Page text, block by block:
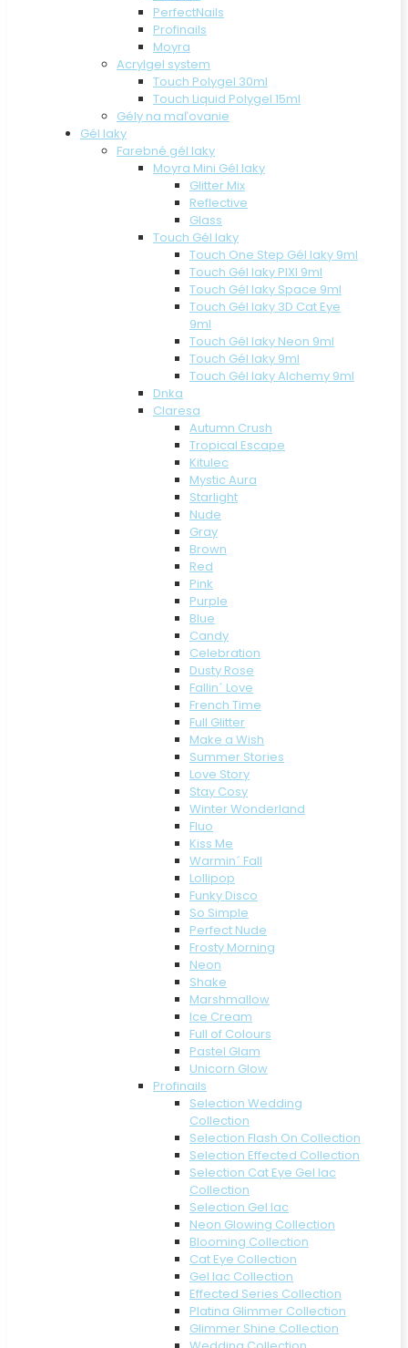
PerfectNails
Profinails
Moyra
Acrylgel system
Touch Polygel 30ml
Touch Liquid Polygel 15ml
Gély na maľovanie
Gél laky
Farebné gél laky
Moyra Mini Gél laky
Glitter Mix
Reflective
Glass
Touch Gél laky
Touch One Step Gél laky 9ml
Touch Gél laky PIXI 9ml
Touch Gél laky Space 9ml
Touch Gél laky 3D Cat Eye
9ml
Touch Gél laky Neon 9ml
Touch Gél laky 9ml
Touch Gél laky Alchemy 9ml
Dnka
Claresa
Autumn Crush
Tropical Escape
Kitulec
Mystic Aura
Starlight
Nude
Gray
Brown
Red
Pink
Purple
Blue
Candy
Celebration
Dusty Rose
Fallin´ Love
French Time
Full Glitter
Make a Wish
Summer Stories
Love Story
Stay Cosy
Winter Wonderland
Fluo
Kiss Me
Warmin´ Fall
Lollipop
Funky Disco
So Simple
Perfect Nude
Frosty Morning
Neon
Shake
Marshmallow
Ice Cream
Full of Colours
Pastel Glam
Unicorn Glow
Profinails
Selection Wedding
Collection
Selection Flash On Collection
Selection Effected Collection
Selection Cat Eye Gel lac
Collection
Selection Gel lac
Neon Glowing Collection
Blooming Collection
Cat Eye Collection
Gel lac Collection
Effected Series Collection
Platina Glimmer Collection
Glimmer Shine Collection